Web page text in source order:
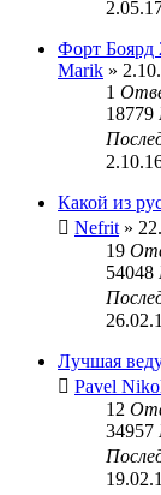
Форт Боярд
Marik »
1
18779
Какой из
Nefrit »
19
54048
Лучшая
Pavel
12
34957